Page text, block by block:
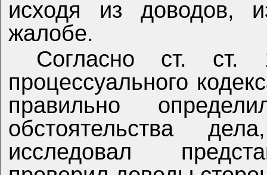
исходя из доводов,
жалобе.
Согласно ст. ст.
процессуального
правильно
обстоятельства
исследовал